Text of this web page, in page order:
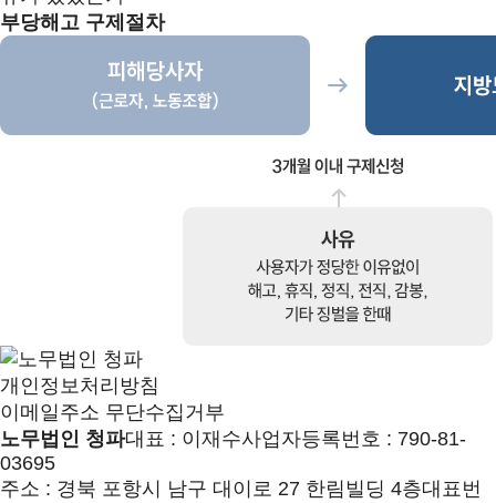
부당해고 구제절차
개인정보처리방침
이메일주소 무단수집거부
노무법인 청파대표 : 이재수사업자등록번호 : 790-81-
03695
주소 : 경북 포항시 남구 대이로 27 한림빌딩 4층대표번